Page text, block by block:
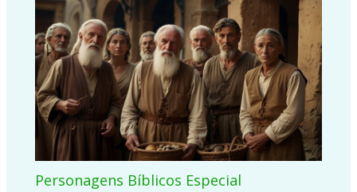
Personagens Bíblicos Especial